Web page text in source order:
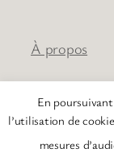
À propos
Twenty Twenty-
En
l’utilisation de
mesures